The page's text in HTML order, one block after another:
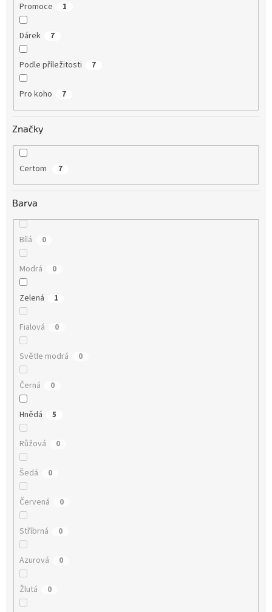
Promoce 1
Dárek 7
Podle příležitosti 7
Pro koho 7
Značky
Certom 7
Barva
Bílá 0
Modrá 0
Zelená 1
Fialová 0
Světle modrá 0
Černá 0
Hnědá 5
Růžová 0
Šedá 0
Červená 0
Stříbrná 0
Azurová 0
Žlutá 0